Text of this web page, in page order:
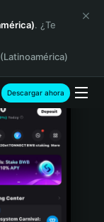
. ¿Te
Descargar ahora